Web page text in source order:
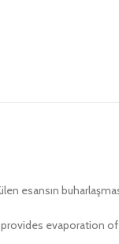
esansın
evaporation